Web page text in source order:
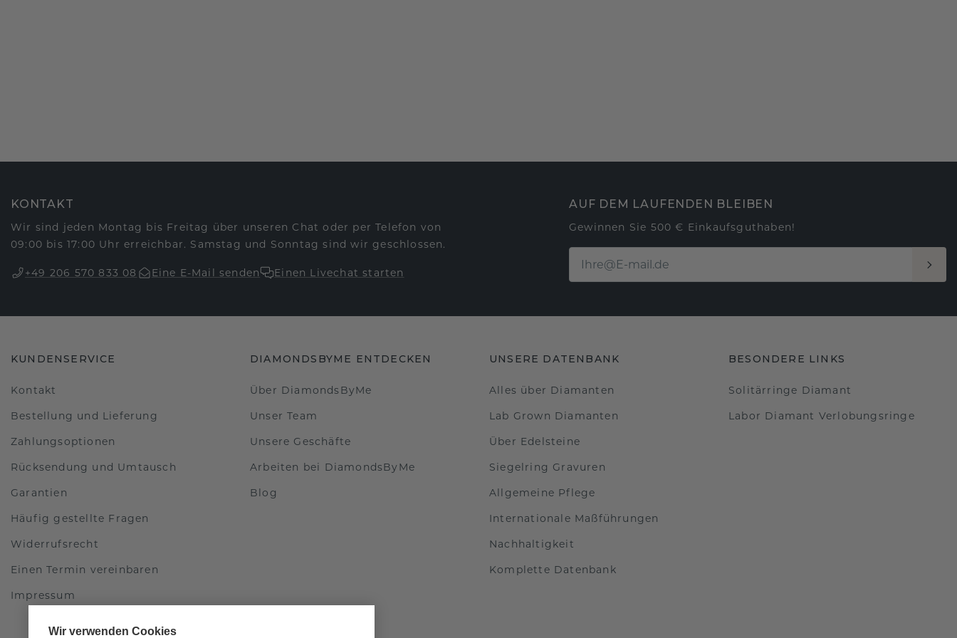
KONTAKT
Wir sind jeden Montag bis Freitag über unseren Chat oder per Telefon von
09:00 bis 17:00 Uhr erreichbar. Samstag und Sonntag sind wir geschlossen.
+49 206 570 833 08 Eine E-Mail senden Einen Livechat starten
AUF DEM LAUFENDEN BLEIBEN
Gewinnen Sie 500 € Einkaufsguthaben!
KUNDENSERVICE
Kontakt
Bestellung und Lieferung
Zahlungsoptionen
Rücksendung und Umtausch
Garantien
Häufig gestellte Fragen
Widerrufsrecht
Einen Termin vereinbaren
Impressum
DIAMONDSBYME ENTDECKEN
Über DiamondsByMe
Unser Team
Unsere Geschäfte
Arbeiten bei DiamondsByMe
Blog
UNSERE DATENBANK
Alles über Diamanten
Lab Grown Diamanten
Über Edelsteine
Siegelring Gravuren
Allgemeine Pflege
Internationale Maßführungen
Nachhaltigkeit
Komplette Datenbank
BESONDERE LINKS
Solitärringe Diamant
Labor Diamant Verlobungsringe
Wir verwenden Cookies